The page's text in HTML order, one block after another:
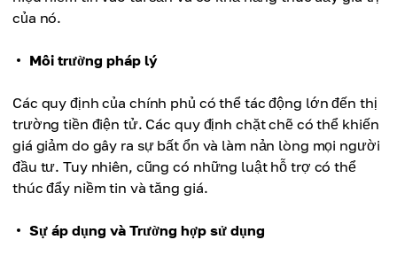
của nó.
Môi trường pháp lý
Các quy định của chính phủ có thể tác động lớn đến thị
trường tiền điện tử. Các quy định chặt chẽ có thể khiến
giá giảm do gây ra sự bất ổn và làm nản lòng mọi người
đầu tư. Tuy nhiên, cũng có những luật hỗ trợ có thể
thúc đẩy niềm tin và tăng giá.
Sự áp dụng và Trường hợp sử dụng